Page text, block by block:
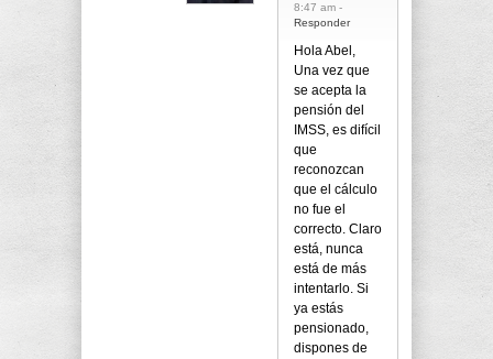
8:47 am -
Responder
Hola Abel,
Una vez que
se acepta la
pensión del
IMSS, es difícil
que
reconozcan
que el cálculo
no fue el
correcto. Claro
está, nunca
está de más
intentarlo. Si
ya estás
pensionado,
dispones de